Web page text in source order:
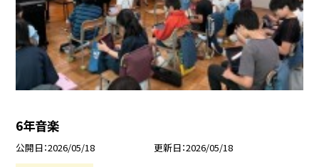
6年音楽
公開日 2026/05/18 更新日 2026/05/18